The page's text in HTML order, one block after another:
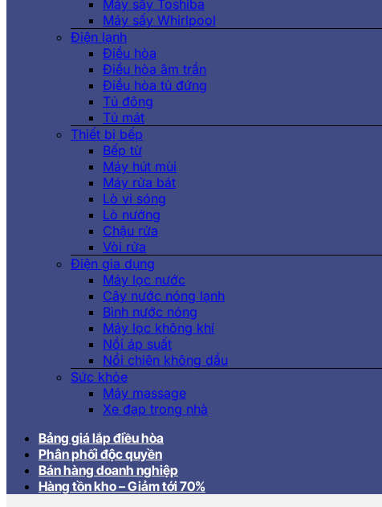
Máy sấy Toshiba
Máy sấy Whirlpool
Điện lạnh
Điều hòa
Điều hòa âm trần
Điều hòa tủ đứng
Tủ đông
Tủ mát
Thiết bị bếp
Bếp từ
Máy hút mùi
Máy rửa bát
Lò vi sóng
Lò nướng
Chậu rửa
Vòi rửa
Điện gia dụng
Máy lọc nước
Cây nước nóng lạnh
Bình nước nóng
Máy lọc không khí
Nồi áp suất
Nồi chiên không dầu
Sức khỏe
Máy massage
Xe đạp trong nhà
Bảng giá lắp điều hòa
Phân phối độc quyền
Bán hàng doanh nghiệp
Hàng tồn kho – Giảm tới 70%